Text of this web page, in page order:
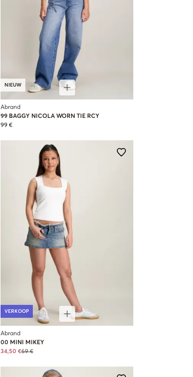
NIEUW
Abrand
99 BAGGY NICOLA WORN TIE RCY
99 €
VERKOOP
Abrand
00 MINI MIKEY
34,50 €69 €